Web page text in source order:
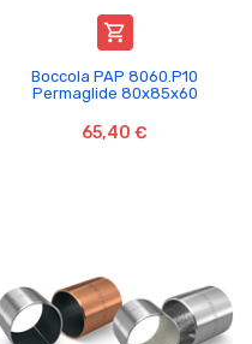

Boccola PAP 8060.P10
Permaglide 80x85x60
65,40 €